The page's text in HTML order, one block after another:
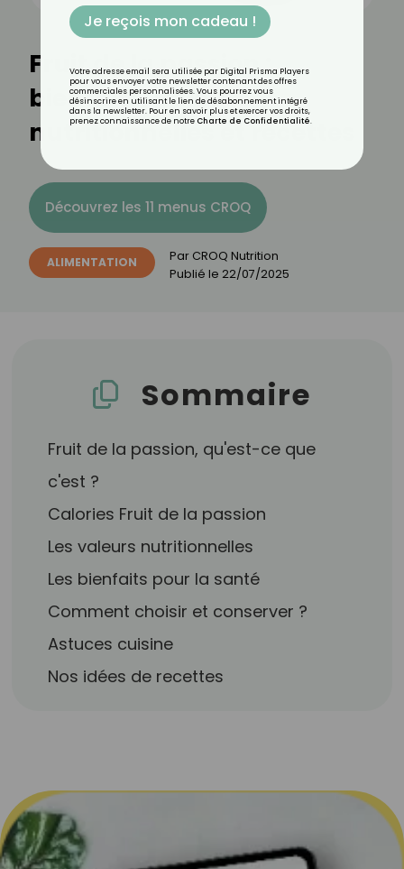
Fruit de la passion :
bienfaits, valeurs
nutritionnelles et recettes
Découvrez les 11 menus CROQ
ALIMENTATION Par CROQ Nutrition
Publié le 22/07/2025
Sommaire
Fruit de la passion, qu'est-ce que
c'est ?
Calories Fruit de la passion
Les valeurs nutritionnelles
Les bienfaits pour la santé
Comment choisir et conserver ?
Astuces cuisine
Nos idées de recettes
Je reçois mon cadeau !
Votre adresse email sera utilisée par Digital Prisma Players
pour vous envoyer votre newsletter contenant des offres
commerciales personnalisées. Vous pourrez vous
désinscrire en utilisant le lien de désabonnement intégré
dans la newsletter. Pour en savoir plus et exercer vos droits,
prenez connaissance de notre Charte de Confidentialité.